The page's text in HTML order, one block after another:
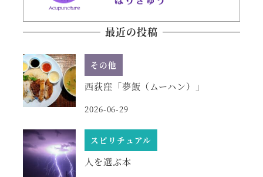
最近の投稿
その他
西荻窪「夢飯（ムーハン）」
2026-06-29
スピリチュアル
人を選ぶ本